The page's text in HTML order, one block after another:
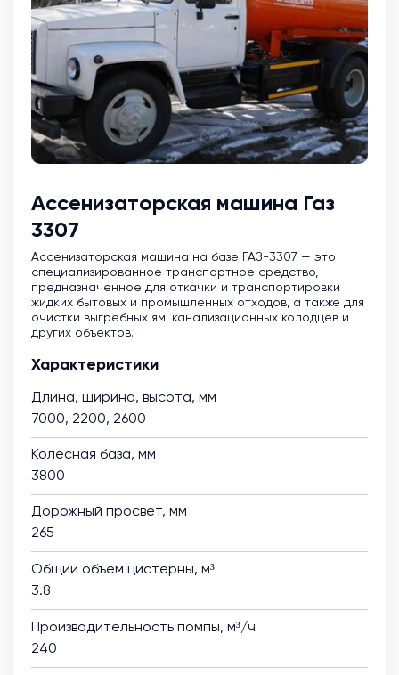
Ассенизаторская машина Газ
3307
Ассенизаторская машина на базе ГАЗ-3307 — это
специализированное транспортное средство,
предназначенное для откачки и транспортировки
жидких бытовых и промышленных отходов, а также для
очистки выгребных ям, канализационных колодцев и
других объектов.
Характеристики
Длина, ширина, высота, мм
7000, 2200, 2600
Колесная база, мм
3800
Дорожный просвет, мм
265
Общий объем цистерны, м³
3.8
Производительность помпы, м³/ч
240